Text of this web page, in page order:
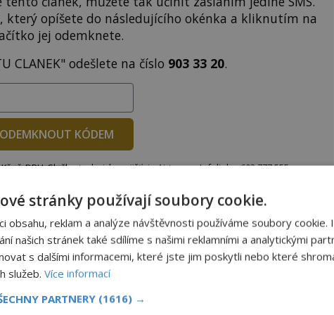
který opíšete do následujícího okénka a kliknutím na
jej odemknete.
CLANEK" odešlete na číslo 903 33 20.
ODEMKNOUT KÓDEM
vč. DPH. Službu technicky zajišťuje Airtoy a.s. Infolinka: 602 777 555,
Sdílet na X
Další článek
VIDEO: Podivná postava připomínající skřítka
stránky používají soubory cookie.
obsahu, reklam a analýze návštěvnosti používáme soubory cookie.
našich stránek také sdílíme s našimi reklamními a analytickými
s dalšími informacemi, které jste jim poskytli nebo které
služeb. Více informací
PARTNERY (1616) →